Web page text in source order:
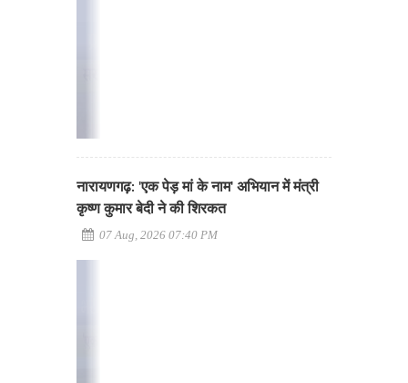
नारायणगढ़: 'एक पेड़ मां के नाम' अभियान में मंत्री
कृष्ण कुमार बेदी ने की शिरकत
07 Aug, 2026 07:40 PM